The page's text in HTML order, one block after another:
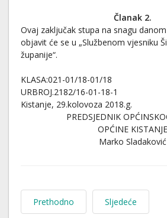
Članak 2.
Ovaj zaključak stupa na snagu
objavit će se u „Službenom vjesniku
županije“.
KLASA:021-01/18-01/18
URBROJ.2182/16-01-18-1
Kistanje, 29.kolovoza 2018.g.
PREDSJEDNIK
OPĆINE KISTANJE
Marko Sladaković
Prethodno Sljedeće